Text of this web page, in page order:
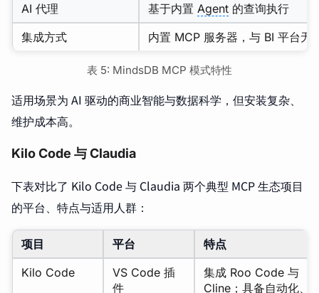
AI 代理
基于内置 Agent 的查询执行
集成方式
内置 MCP 服务器，与 BI 平台无
表 5: MindsDB MCP 模式特性
适用场景为 AI 驱动的商业智能与数据科学，但安装复杂、
维护成本高。
Kilo Code 与 Claudia
下表对比了 Kilo Code 与 Claudia 两个典型 MCP 生态项目
的平台、特点与适用人群：
项目 平台
特点
Kilo Code
VS Code 插
件
集成 Roo Code 与
Cline；具备自动化、